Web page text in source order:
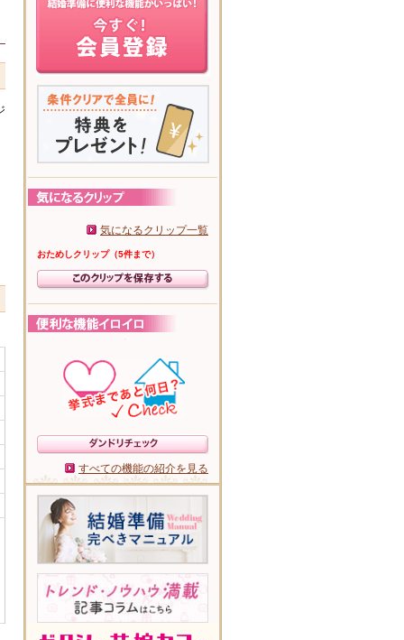
気になるクリップ一覧
おためしクリップ（5件まで）
すべての機能の紹介を見る